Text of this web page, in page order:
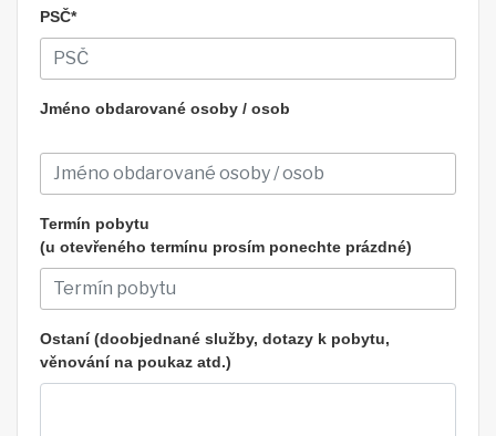
PSČ*
Jméno obdarované osoby / osob
Termín pobytu
(u otevřeného termínu prosím ponechte prázdné)
Ostaní (doobjednané služby, dotazy k pobytu,
věnování na poukaz atd.)